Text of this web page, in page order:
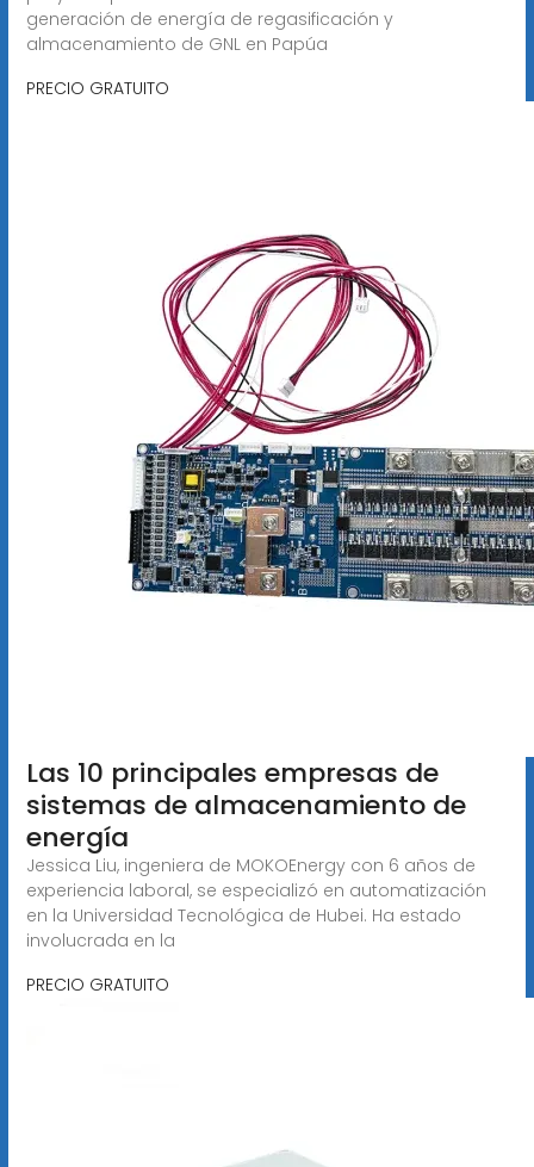
generación de energía de regasificación y
almacenamiento de GNL en Papúa
PRECIO GRATUITO
Las 10 principales empresas de
sistemas de almacenamiento de
energía
Jessica Liu, ingeniera de MOKOEnergy con 6 años de
experiencia laboral, se especializó en automatización
en la Universidad Tecnológica de Hubei. Ha estado
involucrada en la
PRECIO GRATUITO